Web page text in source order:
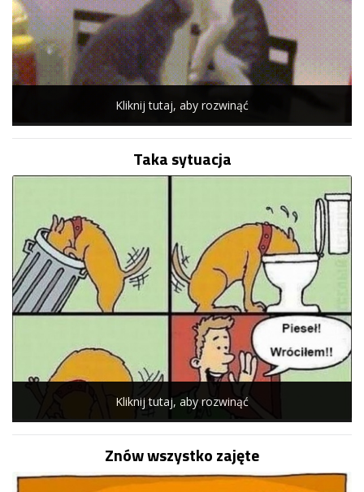
Kliknij tutaj, aby rozwinąć
Taka sytuacja
Kliknij tutaj, aby rozwinąć
Znów wszystko zajęte